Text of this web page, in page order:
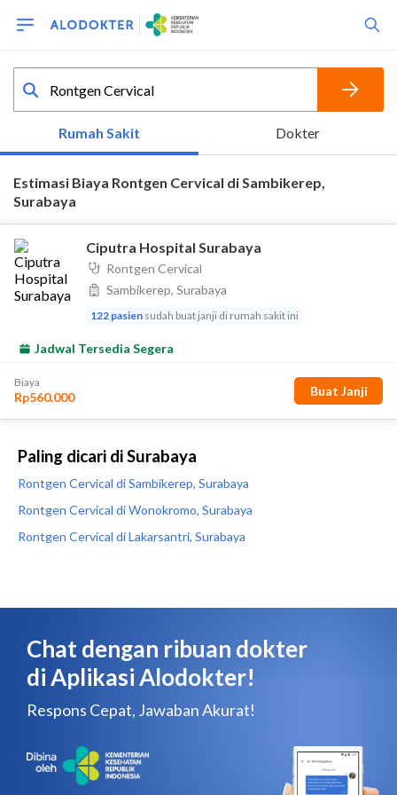
Paling dicari di Surabaya
Rontgen Cervical di Sambikerep, Surabaya
Rontgen Cervical di Wonokromo, Surabaya
Rontgen Cervical di Lakarsantri, Surabaya